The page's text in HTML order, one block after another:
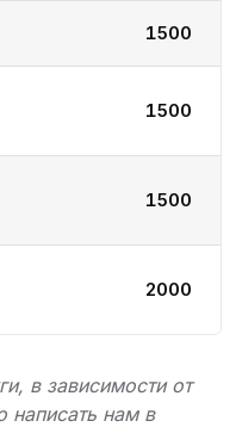
1500
1500
1500
2000
в зависимости от
написать нам в